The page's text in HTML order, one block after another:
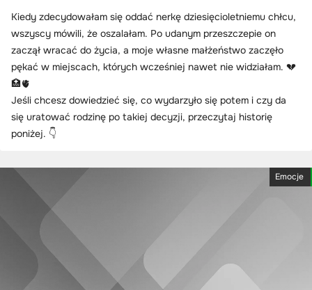
Kiedy zdecydowałam się oddać nerkę dziesięcioletniemu chłcu,
wszyscy mówili, że oszalałam. Po udanym przeszczepie on
zaczął wracać do życia, a moje własne małżeństwo zaczęło
pękać w miejscach, których wcześniej nawet nie widziałam. 💔
🏥🫀
Jeśli chcesz dowiedzieć się, co wydarzyło się potem i czy da
się uratować rodzinę po takiej decyzji, przeczytaj historię
poniżej. 👇
Emocje